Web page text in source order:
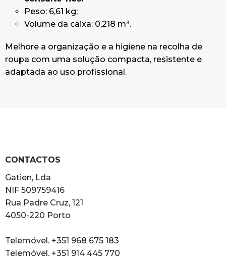
Peso: 6,61 kg;
Volume da caixa: 0,218 m³.
Melhore a organização e a higiene na recolha de
roupa com uma solução compacta, resistente e
adaptada ao uso profissional.
CONTACTOS
Gatien, Lda
NIF 509759416
Rua Padre Cruz, 121
4050-220 Porto
Telemóvel. +351 968 675 183
Telemóvel. +351 914 445 770